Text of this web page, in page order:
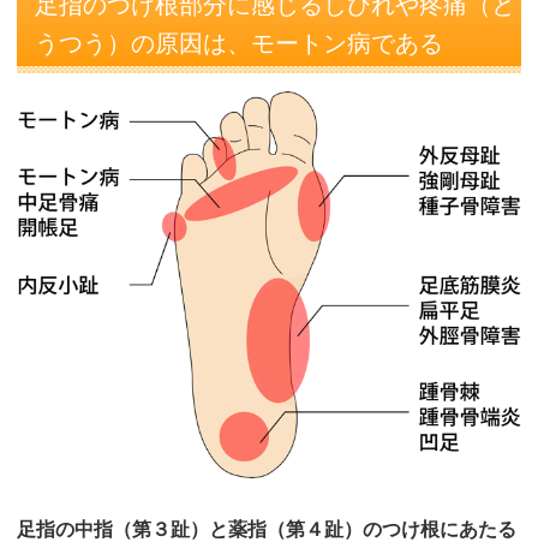
うつう）の原因は、モートン病である
足指の中指（第３趾）と薬指（第４趾）のつけ根にあたる